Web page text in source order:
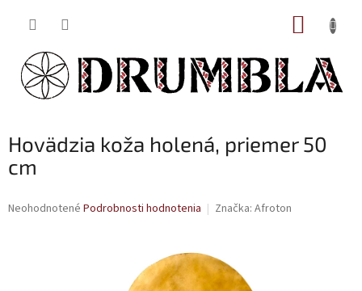
Hovädzia koža holená, priemer 50
cm
Priemerné
Neohodnotené Podrobnosti hodnotenia Značka: Afroton